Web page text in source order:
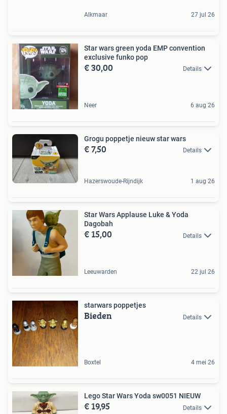
Alkmaar 27 jul 26
Star wars green yoda EMP convention
exclusive funko pop
€ 30,00 Details
Neer 6 aug 26
Grogu poppetje nieuw star wars
€ 7,50 Details
Hazerswoude-Rijndijk 1 aug 26
Star Wars Applause Luke & Yoda
Dagobah
€ 15,00 Details
Leeuwarden 22 jul 26
starwars poppetjes
Bieden Details
Boxtel 4 mei 26
Lego Star Wars Yoda sw0051 NIEUW
€ 19,95 Details